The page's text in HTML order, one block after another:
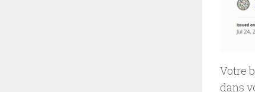
Votre
dans